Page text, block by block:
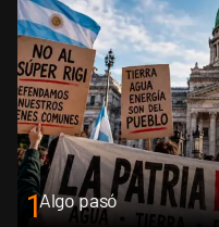
1Algo pasó